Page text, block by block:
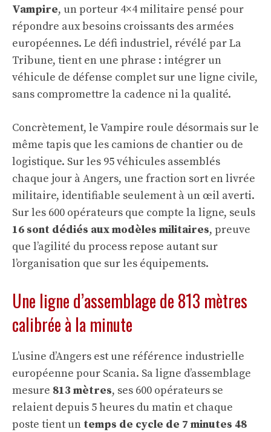
Vampire, un porteur 4×4 militaire pensé pour
répondre aux besoins croissants des armées
européennes. Le défi industriel, révélé parLa
Tribune, tient en une phrase : intégrer un
véhicule de défense complet sur une ligne civile,
sans compromettre la cadence ni la qualité.
Concrètement, le Vampire roule désormais sur le
même tapis que les camions de chantier ou de
logistique. Sur les 95 véhicules assemblés
chaque jour à Angers, une fraction sort en livrée
militaire, identifiable seulement à un œil averti.
Sur les 600 opérateurs que compte la ligne, seuls
16 sont dédiés aux modèles militaires, preuve
que l’agilité du process repose autant sur
l’organisation que sur les équipements.
Une ligne d’assemblage de 813 mètres
calibrée à la minute
L’usine d’Angers est une référence industrielle
européenne pour Scania. Sa ligne d’assemblage
mesure 813 mètres, ses 600 opérateurs se
relaient depuis 5 heures du matin et chaque
poste tient un temps de cycle de 7 minutes 48